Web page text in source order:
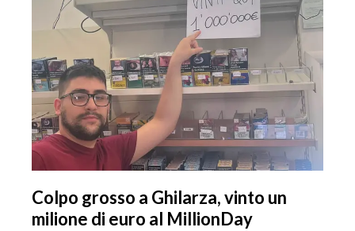
Colpo grosso a Ghilarza, vinto un
milione di euro al MillionDay